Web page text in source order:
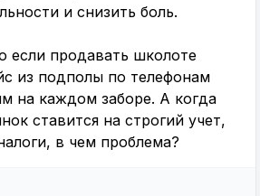
и снизить боль.
если продавать школоте
из подполы по телефонам
на каждом заборе. А когда
ставится на строгий учет,
в чем проблема?